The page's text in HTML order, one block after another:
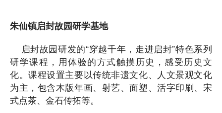
朱仙镇启封故园研学基地
启封故园研发的“穿越千年，走进启封”特色系列
研学课程，用体验的方式触摸历史，感受历史文
化。课程设置主要以传统非遗文化、人文景观文化
为主，包含木版年画、射艺、面塑、活字印刷、宋
式点茶、金石传拓等。